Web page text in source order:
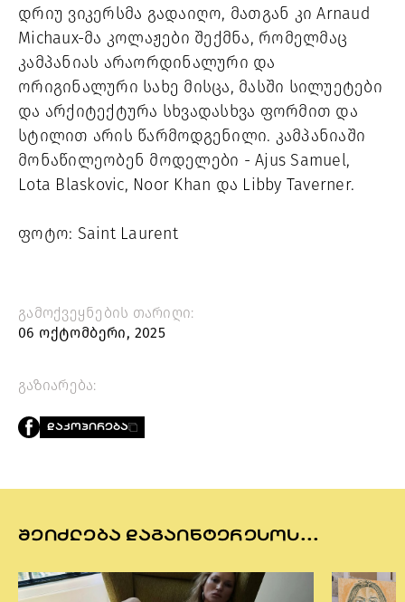
დრიუ ვიკერსმა გადაიღო, მათგან კი Arnaud
Michaux-მა კოლაჟები შექმნა, რომელმაც
კამპანიას არაორდინალური და
ორიგინალური სახე მისცა, მასში სილუეტები
და არქიტექტურა სხვადასხვა ფორმით და
სტილით არის წარმოდგენილი. კამპანიაში
მონაწილეობენ მოდელები - Ajus Samuel,
Lota Blaskovic, Noor Khan და Libby Taverner.
ფოტო: Saint Laurent
გამოქვეყნების თარიღი:
06 ოქტომბერი, 2025
გაზიარება:
ᲓᲐᲙᲝᲞᲘᲠᲔᲑᲐ
ᲨᲔᲘᲫᲚᲔᲑᲐ ᲓᲐᲒᲐᲘᲜᲢᲔᲠᲔᲡᲝᲡ...